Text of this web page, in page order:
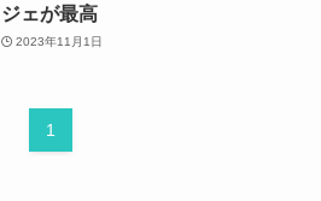
ジェが最高
2023年11月1日
1